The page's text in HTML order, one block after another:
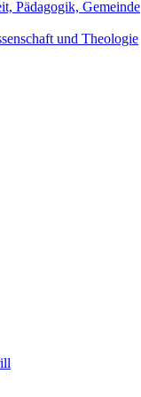
Pädagogik, Gemeinde
und Theologie